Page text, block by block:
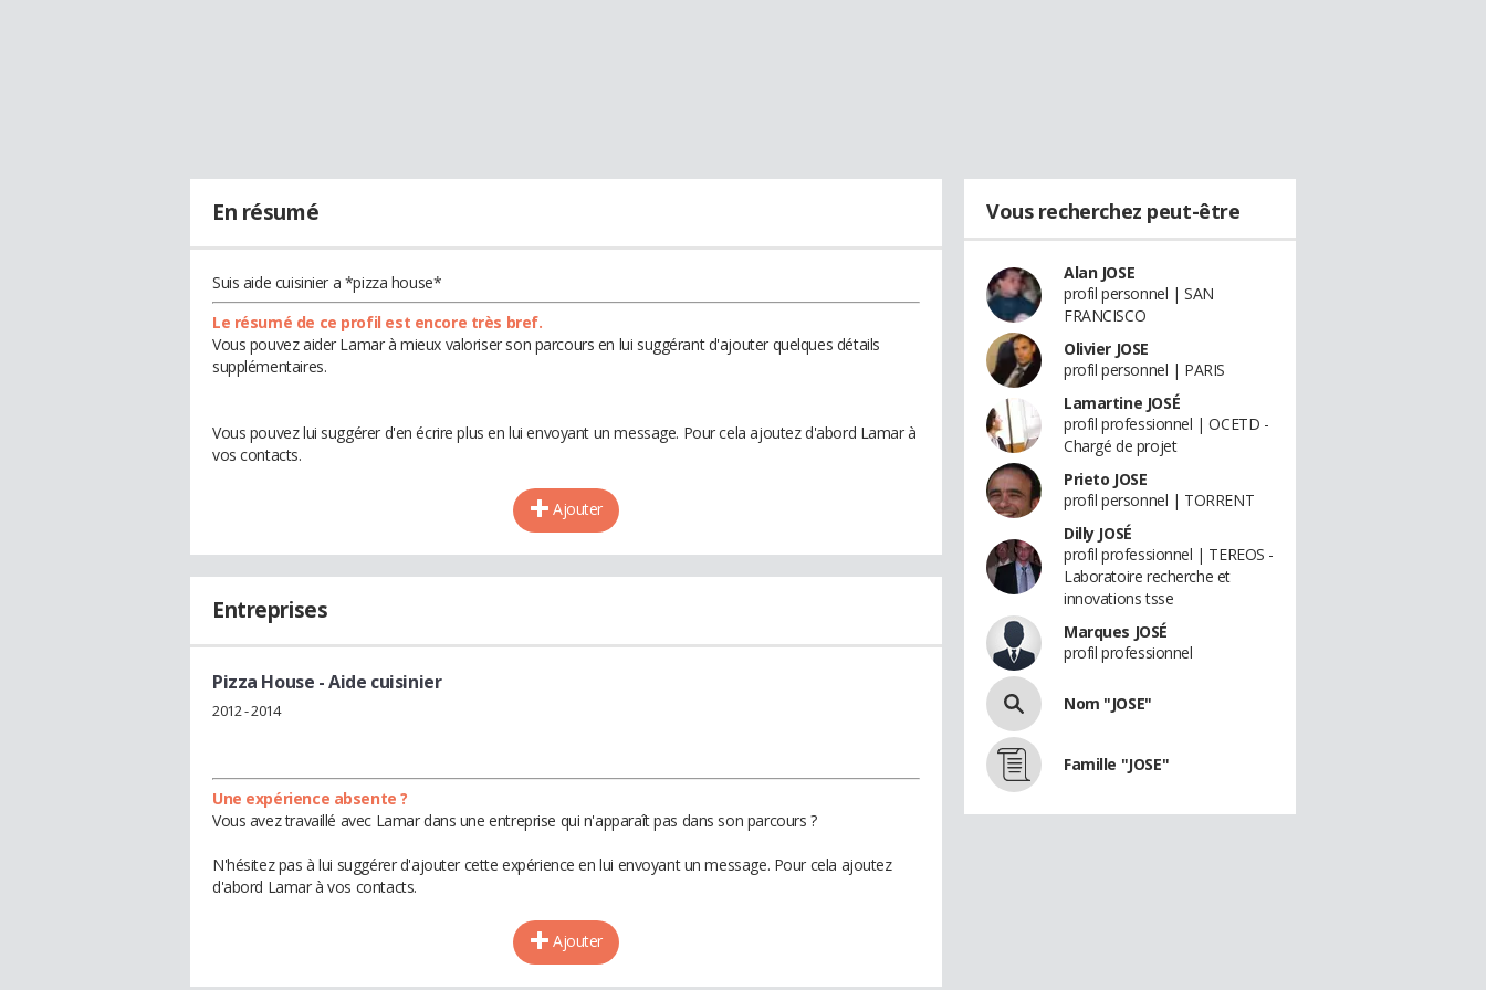
En résumé
Suis aide cuisinier a *pizza house*
Le résumé de ce profil est encore très bref.
Vous pouvez aider Lamar à mieux valoriser son parcours en lui suggérant d'ajouter quelques détails
supplémentaires.
Vous pouvez lui suggérer d'en écrire plus en lui envoyant un message. Pour cela ajoutez d'abord Lamar à
vos contacts.
Ajouter
Entreprises
Pizza House - Aide cuisinier
2012 - 2014
Une expérience absente ?
Vous avez travaillé avec Lamar dans une entreprise qui n'apparaît pas dans son parcours ?
N'hésitez pas à lui suggérer d'ajouter cette expérience en lui envoyant un message. Pour cela ajoutez
d'abord Lamar à vos contacts.
Ajouter
Vous recherchez peut-être
Alan JOSE
profil personnel | SAN
FRANCISCO
Olivier JOSE
profil personnel | PARIS
Lamartine JOSÉ
profil professionnel | OCETD -
Chargé de projet
Prieto JOSE
profil personnel | TORRENT
Dilly JOSÉ
profil professionnel | TEREOS -
Laboratoire recherche et
innovations tsse
Marques JOSÉ
profil professionnel
Nom "JOSE"
Famille "JOSE"